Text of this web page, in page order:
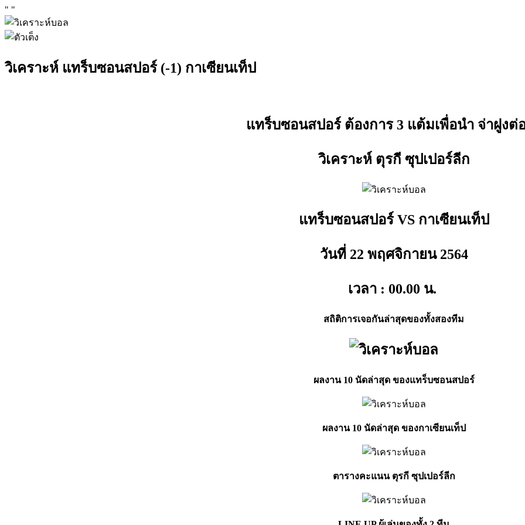
" "
วิเคราะห์ แทร็บซอนสปอร์ (-1) กาเซียนเท็ป
แทร็บซอนสปอร์ ต้องการ 3 แต้มเพื่อนำ จ่าฝูงต่
วิเคราะห์ ตุรกี ซุปเปอร์ลีก
แทร็บซอนสปอร์ VS กาเซียนเท็ป
วันที่ 22 พฤศจิกายน2564
เวลา : 00.00 น.
สถิติการเจอกันล่าสุดของทั้งสองทีม
ผลงาน 10 นัดล่าสุด ของแทร็บซอนสปอร์
ผลงาน 10 นัดล่าสุด ของกาเซียนเท็ป
ตารางคะแนน ตุรกี ซุปเปอร์ลีก